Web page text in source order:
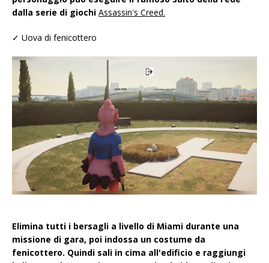
dalla serie di giochi Assassin's Creed.
✓ Uova di fenicottero
Elimina tutti i bersagli a livello di Miami durante una
missione di gara, poi indossa un costume da
fenicottero. Quindi sali in cima all'edificio e raggiungi